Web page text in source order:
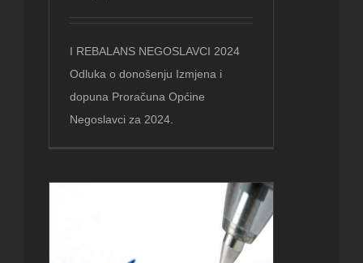
I REBALANS NEGOSLAVCI 2024
Odluka o donošenju Izmjena i
dopuna Proračuna Općine
Negoslavci za 2024.